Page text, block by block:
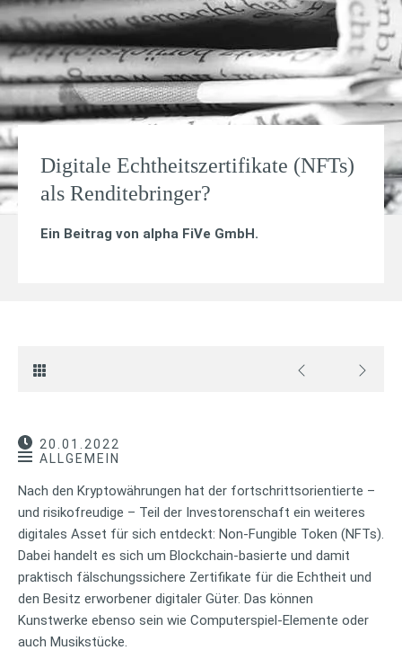
Digitale Echtheitszertifikate (NFTs)
als Renditebringer?
Ein Beitrag von alpha FiVe GmbH.
20.01.2022
ALLGEMEIN
Nach den Kryptowährungen hat der fortschrittsorientierte –
und risikofreudige – Teil der Investorenschaft ein weiteres
digitales Asset für sich entdeckt: Non-Fungible Token (NFTs).
Dabei handelt es sich um Blockchain-basierte und damit
praktisch fälschungssichere Zertifikate für die Echtheit und
den Besitz erworbener digitaler Güter. Das können
Kunstwerke ebenso sein wie Computerspiel-Elemente oder
auch Musikstücke.